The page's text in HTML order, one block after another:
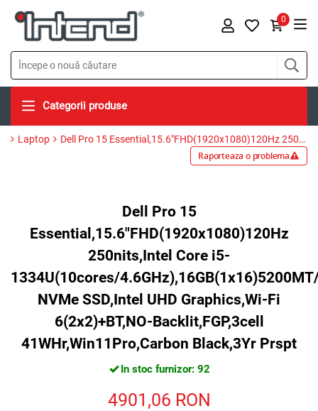
0
Categorii produse
Laptop Dell Pro 15 Essential,15.6"FHD(1920x1080)120Hz 250nits,Intel Core i5-1334U(10cores/4.6GHz),16GB(1x16)5200MT/s,512GB(M.2)PCIe NVMe SSD,Intel UHD Graphics,Wi-Fi 6(2x2)+BT,NO-Backlit,FGP,3cell 41WHr,Win11Pro,Carbon Black,3Yr Prspt
Raporteaza o problema
Dell Pro 15
Essential,15.6"FHD(1920x1080)120Hz
250nits,Intel Core i5-
1334U(10cores/
NVMe SSD,Intel UHD Graphics,Wi-Fi
6(2x2)+BT,NO-Backlit,FGP,3cell
41WHr,Win11Pro,Carbon Black,3Yr Prspt
In stoc furnizor: 92
4901,06 RON